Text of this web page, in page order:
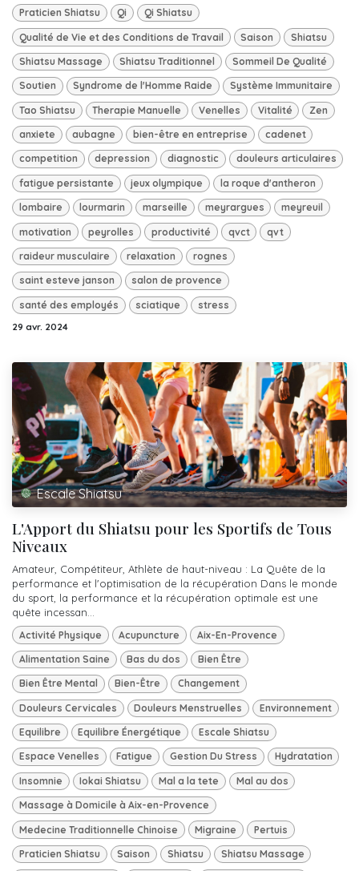
Praticien Shiatsu Qi Qi Shiatsu
Qualité de Vie et des Conditions de Travail Saison Shiatsu
Shiatsu Massage Shiatsu Traditionnel Sommeil De Qualité
Soutien Syndrome de l'Homme Raide Système Immunitaire
Tao Shiatsu Therapie Manuelle Venelles Vitalité Zen
anxiete aubagne bien-être en entreprise cadenet
competition depression diagnostic douleurs articulaires
fatigue persistante jeux olympique la roque d'antheron
lombaire lourmarin marseille meyrargues meyreuil
motivation peyrolles productivité qvct qvt
raideur musculaire relaxation rognes
saint esteve janson salon de provence
santé des employés sciatique stress
29 avr. 2024
Escale Shiatsu
L'Apport du Shiatsu pour les Sportifs de Tous
Niveaux
Amateur, Compétiteur, Athlète de haut-niveau : La Quête de la
performance et l'optimisation de la récupération Dans le monde
du sport, la performance et la récupération optimale est une
quête incessan...
Activité Physique Acupuncture Aix-En-Provence
Alimentation Saine Bas du dos Bien Être
Bien Être Mental Bien-Être Changement
Douleurs Cervicales Douleurs Menstruelles Environnement
Equilibre Equilibre Énergétique Escale Shiatsu
Espace Venelles Fatigue Gestion Du Stress Hydratation
Insomnie Iokai Shiatsu Mal a la tete Mal au dos
Massage à Domicile à Aix-en-Provence
Medecine Traditionnelle Chinoise Migraine Pertuis
Praticien Shiatsu Saison Shiatsu Shiatsu Massage